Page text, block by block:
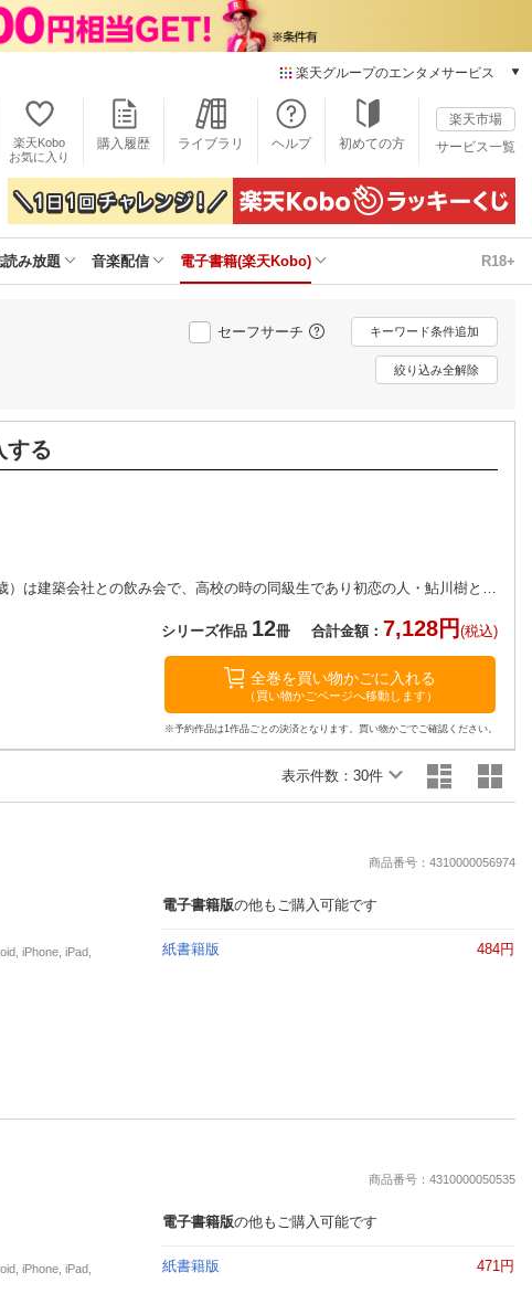
楽天グループのエンタメサービス
本/ゲーム/CD/DVD
楽天ブックス
電子書籍
楽天Kobo
雑誌読み放題
楽天ミュージック
動画配信
楽天TV
動画配信ガイド
無料テレビ
チケット
楽天Kobo
お気に入り
購入履歴 ライブラリ ヘルプ 初めての方
楽天市場
サービス一覧
読み放題 音楽配信 電子書籍(楽天Kobo) R18+
セーフサーチ キーワード条件追加
絞り込み全解除
する
シリーズ作品 12冊 合計金額： 7,128円 (税込)
全巻を買い物かごに入れる
（買い物かごページへ移動します）
※予約作品は1作品ごとの決済となります。買い物かごでご確認ください。
表示件数： 30件
商品番号：4310000056974
iPhone, iPad,
電子書籍版の他もご購入可能です
紙書籍版 484円
商品番号：4310000050535
iPhone, iPad,
電子書籍版の他もご購入可能です
紙書籍版 471円